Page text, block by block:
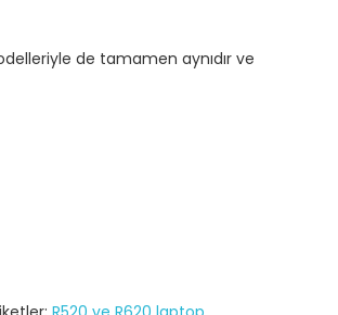
de tamamen aynıdır ve